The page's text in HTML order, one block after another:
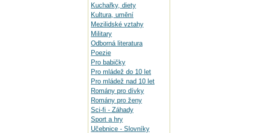
Kuchařky, diety
Kultura, umění
Mezilidské vztahy
Military
Odborná literatura
Poezie
Pro babičky
Pro mládež do 10 let
Pro mládež nad 10 let
Romány pro dívky
Romány pro ženy
Sci-fi - Záhady
Sport a hry
Učebnice - Slovníky